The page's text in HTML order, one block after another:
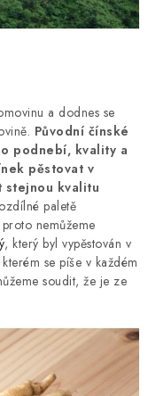
a dodnes se
Původní čínské
podnebí, kvality a
pěstovat v
stejnou kvalitu
paletě
nemůžeme
, který byl vypěstován v
se píše v každém
soudit, že je ze